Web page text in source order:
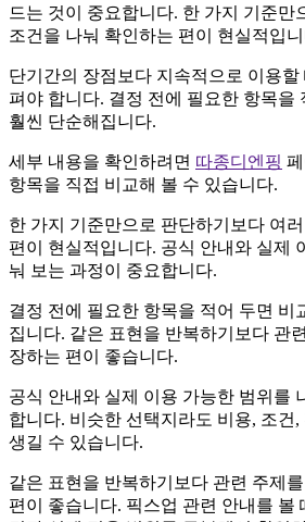
드는 것이 중요합니다. 한 가지 기준만
조건을 나눠 확인하는 편이 현실적입
단기간의 장점보다 지속적으로 이용
펴야 합니다. 결정 전에 필요한 항목을
훨씬 단순해집니다.
세부 내용을 확인하려면 따종디엔핑
항목을 직접 비교해 볼 수 있습니다.
한 가지 기준만으로 판단하기보다 여
편이 현실적입니다. 공식 안내와 실제
눠 보는 과정이 중요합니다.
결정 전에 필요한 항목을 적어 두면 비
집니다. 같은 표현을 반복하기보다 관
장하는 편이 좋습니다.
공식 안내와 실제 이용 가능한 범위를
합니다. 비슷한 선택지라도 비용, 조건
생길 수 있습니다.
같은 표현을 반복하기보다 관련 주제
편이 좋습니다. 픽스업 관련 안내를 볼